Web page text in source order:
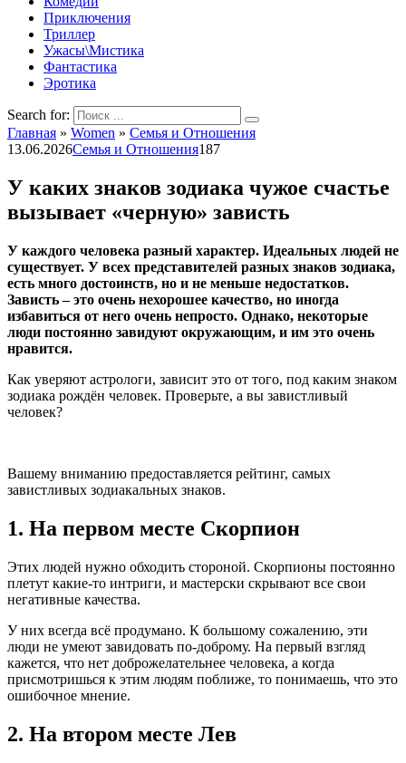
Приключения
Триллер
Ужасы\Мистика
Фантастика
Эротика
Search for:
Главная » Women » Семья и Отношения
13.06.2026Семья и Отношения187
У каких знаков зодиака чужое счастье
вызывает «черную» зависть
У каждого человека разный характер. Идеальных людей не
существует. У всех представителей разных знаков зодиака,
есть много достоинств, но и не меньше недостатков.
Зависть – это очень нехорошее качество, но иногда
избавиться от него очень непросто. Однако, некоторые
люди постоянно завидуют окружающим, и им это очень
нравится.
Как уверяют астрологи, зависит это от того, под каким знаком
зодиака рождён человек. Проверьте, а вы завистливый
человек?
Вашему вниманию предоставляется рейтинг, самых
завистливых зодиакальных знаков.
1. На первом месте Скорпион
Этих людей нужно обходить стороной. Скорпионы постоянно
плетут какие-то интриги, и мастерски скрывают все свои
негативные качества.
У них всегда всё продумано. К большому сожалению, эти
люди не умеют завидовать по-доброму. На первый взгляд
кажется, что нет доброжелательнее человека, а когда
присмотришься к этим людям поближе, то понимаешь, что это
ошибочное мнение.
2. На втором месте Лев